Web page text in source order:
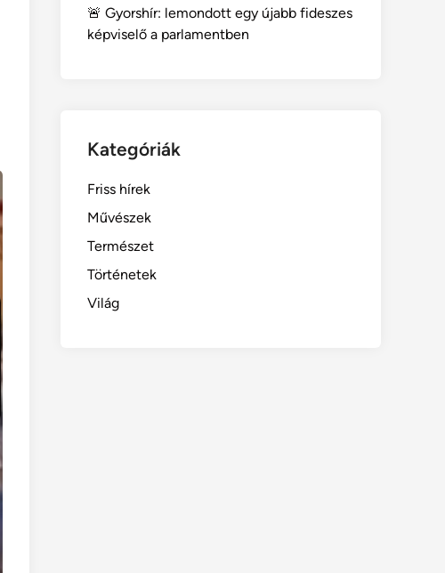
🚨 Gyorshír: lemondott egy újabb fideszes
képviselő a parlamentben
Kategóriák
Friss hírek
Művészek
Természet
Történetek
Világ